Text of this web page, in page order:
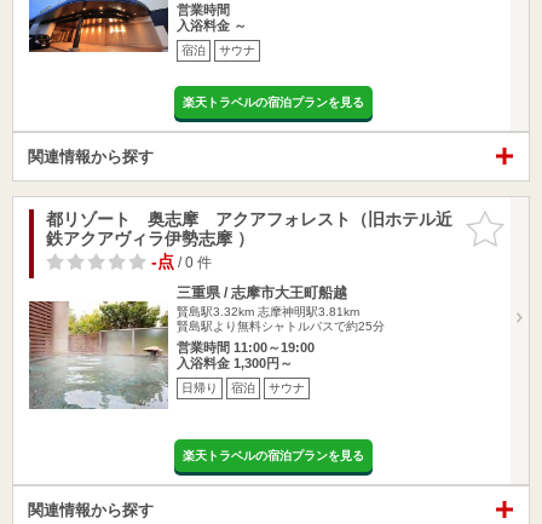
営業時間
入浴料金 ～
宿泊 サウナ
楽天トラベルの宿泊プランを見る
関連情報から探す
お気に入
りに追加
都リゾート 奥志摩 アクアフォレスト（旧ホテル近
鉄アクアヴィラ伊勢志摩 ）
-点/ 0 件
三重県 / 志摩市大王町船越
賢島駅3.32km 志摩神明駅3.81km
賢島駅より無料シャトルバスで約25分
営業時間 11:00～19:00
入浴料金 1,300円～
日帰り 宿泊 サウナ
楽天トラベルの宿泊プランを見る
関連情報から探す